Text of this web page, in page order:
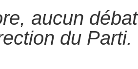
aucun
du Parti.